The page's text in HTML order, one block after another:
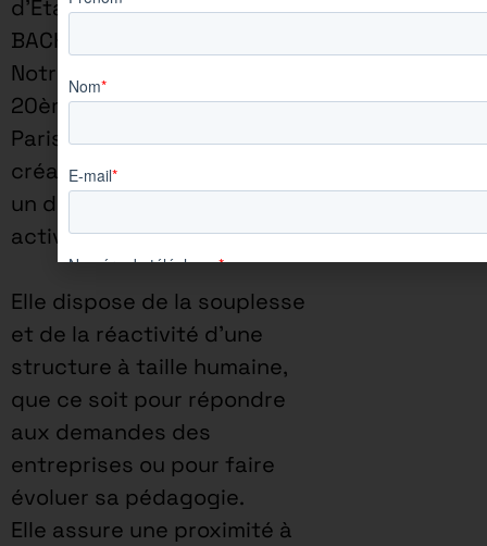
d’Etat des BTS et des
BACHELORS.
Notre école, située dans le
20ème arrondissement de
Paris, connait depuis sa
création une consolidation et
un développement de ses
activités.
Elle dispose de la souplesse
et de la réactivité d’une
structure à taille humaine,
que ce soit pour répondre
aux demandes des
entreprises ou pour faire
évoluer sa pédagogie.
Elle assure une proximité à